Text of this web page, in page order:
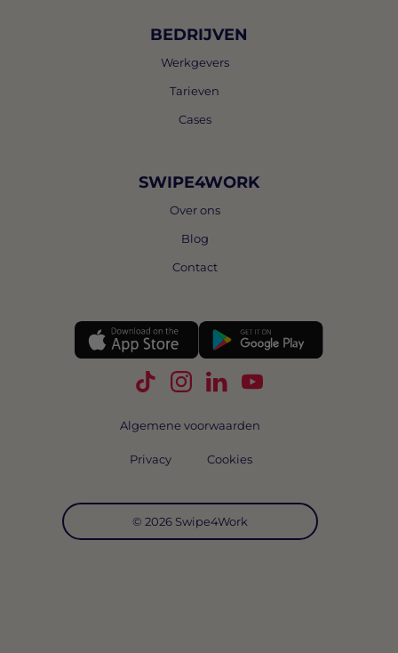
BEDRIJVEN
Werkgevers
Tarieven
Cases
SWIPE4WORK
Over ons
Blog
Contact
Volg Swipe4Work op TikTok
Volg Swipe4Work op
Volg Swipe4Work op
Volg Swipe4Work
© 2026 Swipe4Work
Algemene voorwaarden
Privacy Cookies